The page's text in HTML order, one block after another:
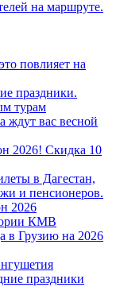
на маршруте.
повлияет на
праздники.
турам
ждут вас весной
2026! Скидка 10
в Дагестан,
и пенсионеров.
2026
КМВ
в Грузию на 2026
праздники